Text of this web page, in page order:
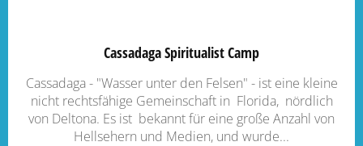
Cassadaga Spiritualist Camp
Cassadaga - "Wasser unter den Felsen" - ist eine kleine
nicht rechtsfähige Gemeinschaft in Florida, nördlich
von Deltona. Es ist bekannt für eine große Anzahl von
Hellsehern und Medien, und wurde...